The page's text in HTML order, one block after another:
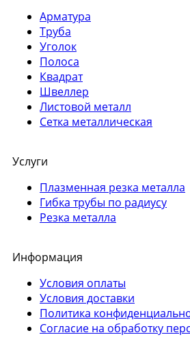
Арматура
Труба
Уголок
Полоса
Квадрат
Швеллер
Листовой металл
Сетка металлическая
Услуги
Плазменная резка металла
Гибка трубы по радиусу
Резка металла
Информация
Условия оплаты
Условия доставки
Политика
Согласие на обработку